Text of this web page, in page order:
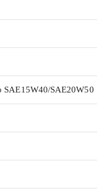
SAE15W40/SAE20W50